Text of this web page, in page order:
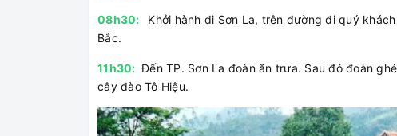
08h30:
Khởi hành đi Sơn La, trên đường đi quý
Bắc.
11h30: Đến TP. Sơn La đoàn ăn trưa. Sau đó đoàn
cây đào Tô Hiệu.